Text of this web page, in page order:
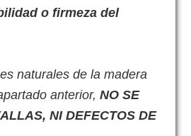
o firmeza del
naturales de la madera
anterior,NO SE
NI DEFECTOS DE